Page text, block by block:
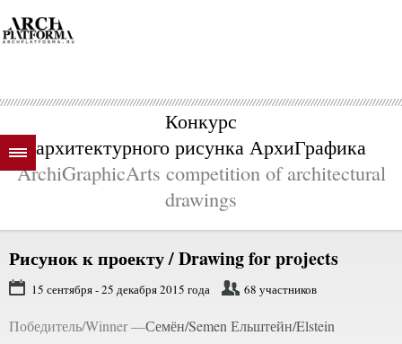
Конкурс
архитектурного рисунка АрхиГрафика
ArchiGraphicArts competition of architectural
drawings
Рисунок к проекту / Drawing for projects
15 сентября - 25 декабря 2015 года 68 участников
Победитель/Winner —Семён/Semen Ельштейн/Elstein